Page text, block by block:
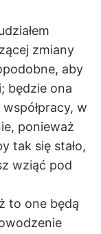
zmiany
aby
będzie ona
w
ponieważ
tak się stało,
wziąć pod
to one będą